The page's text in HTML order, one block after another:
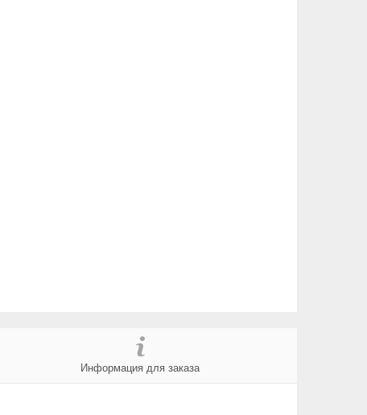
Информация для заказа